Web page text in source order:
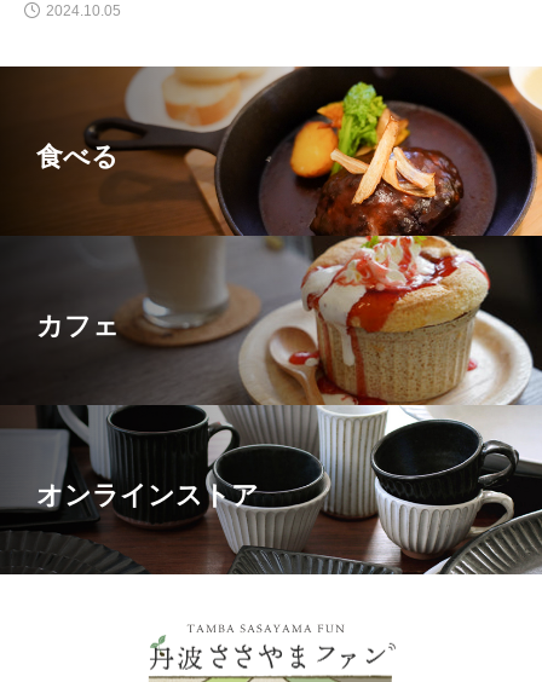
2023.09.29
食べる
カフェ
オンラインストア